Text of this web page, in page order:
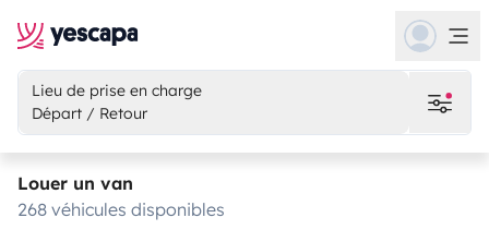
Lieu de prise en charge
Départ / Retour
Louer un van
268 véhicules disponibles